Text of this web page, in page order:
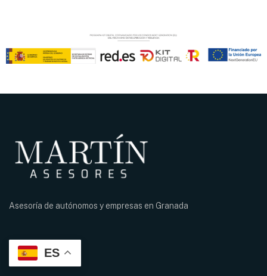
Asesoría de autónomos y empresas en Granada
ES